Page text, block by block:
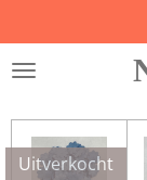
direct
naar
hoofdinhoud
Uitverkocht